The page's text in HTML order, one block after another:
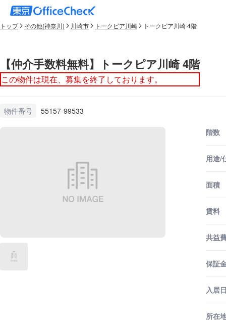
トップ その他(神奈川) 川崎市 トークピア川崎 トークピア川崎 4階
【仲介手数料無料】トークピア川崎 4階
この物件は現在、募集を終了しております。
物件番号 55157-99533
階数
用途/
面積
賃料
共益
保証
入居
所在